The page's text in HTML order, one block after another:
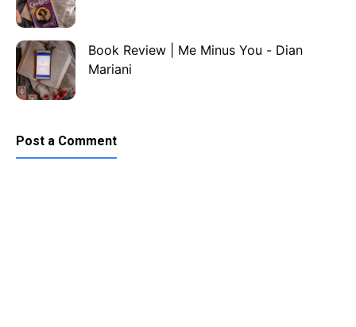
Book Review | Me Minus You - Dian
Mariani
Post a Comment